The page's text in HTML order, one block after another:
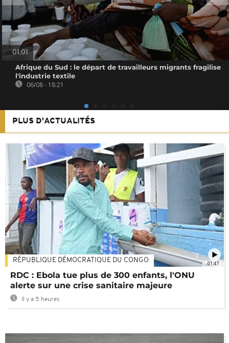
01:01
Afrique du Sud : le départ de travailleurs migrants fragilise
l'industrie textile
06/08 - 18:21
PLUS D'ACTUALITÉS
01:47
RÉPUBLIQUE DÉMOCRATIQUE DU CONGO
RDC : Ebola tue plus de 300 enfants, l'ONU
alerte sur une crise sanitaire majeure
Il y a 5 heures